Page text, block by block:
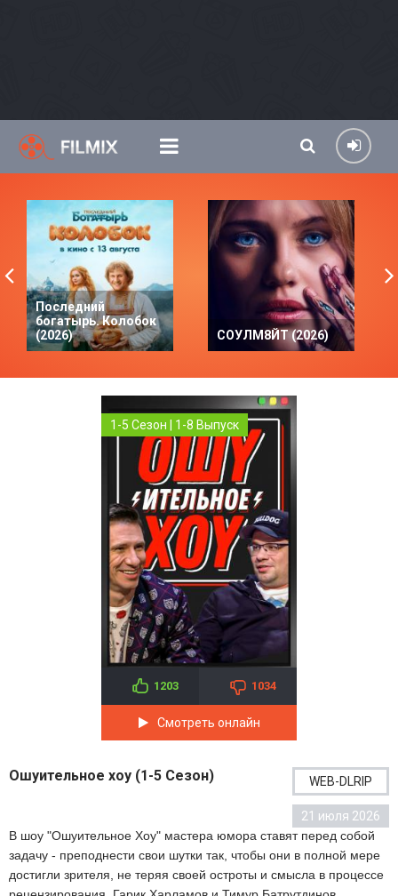
Последний
богатырь. Колобок
(2026)
СОУЛМ8ЙТ (2026)
1-5 Сезон | 1-8 Выпуск
1203 1034
Смотреть онлайн
Ошуительное хоу (1-5 Сезон) WEB-DLRIP
21 июля 2026
В шоу "Ошуительное Хоу" мастера юмора ставят перед собой
задачу - преподнести свои шутки так, чтобы они в полной мере
достигли зрителя, не теряя своей остроты и смысла в процессе